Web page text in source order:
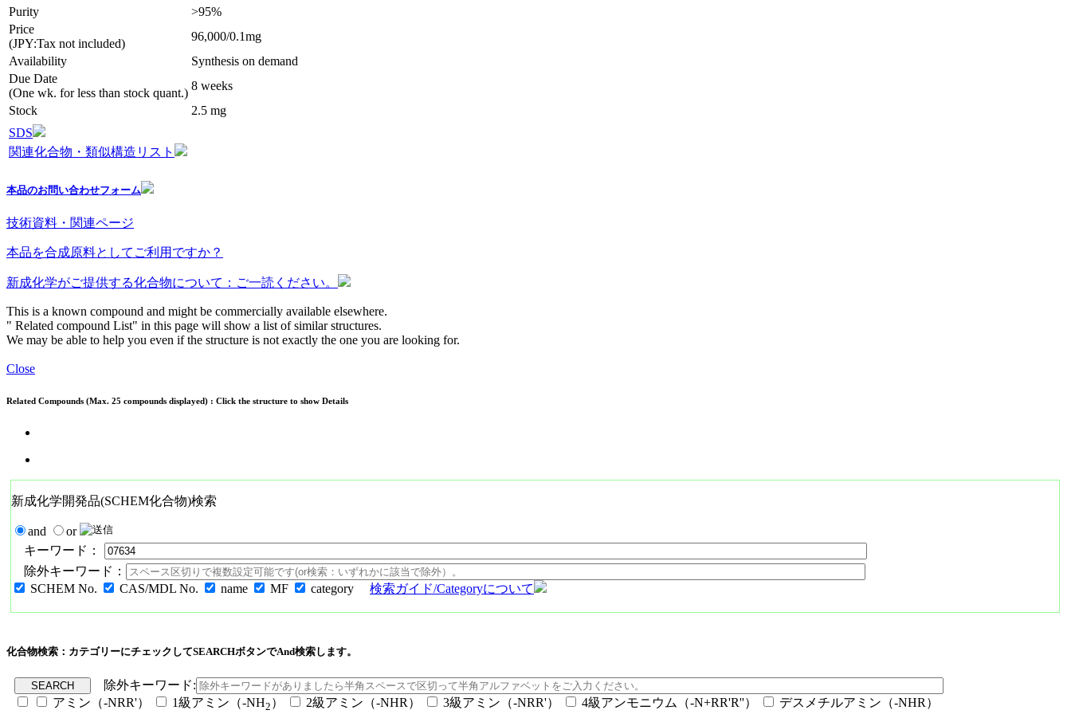
Purity
>95%
Price
(JPY:Tax not included)
96,000/0.1mg
Availability
Synthesis on demand
Due Date
(One wk. for less than stock quant.)
8 weeks
Stock
2.5 mg
SDS
関連化合物・類似構造リスト
本品のお問い合わせフォーム
技術資料・関連ページ
本品を合成原料としてご利用ですか？
新成化学がご提供する化合物について：ご一読ください。
This is a known compound and might be commercially available elsewhere.
" Related compound List" in this page will show a list of similar structures.
We may be able to help you even if the structure is not exactly the one you are looking for.
Close
Related Compounds (Max. 25 compounds displayed) : Click the structure to show Details
新成化学開発品(SCHEM化合物)検索
and
or
キーワード：
除外キーワード：
SCHEM No.
CAS/MDL No. name MF category 検索ガイド/Categoryについて
化合物検索：カテゴリーにチェックしてSEARCHボタンでAnd検索します。
除外キーワード:
アミン（-NRR'）
1級アミン（-NH2 ） 2級アミン（-NHR） 3級アミン（-NRR'） 4級アンモニウム（-N+RR'R''） デスメチルアミン（-NHR）